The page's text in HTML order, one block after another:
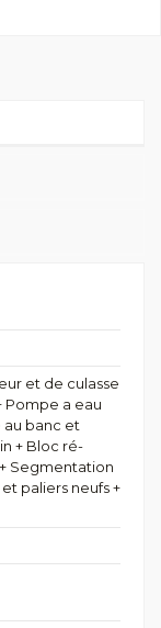
et de culasse
Pompe a eau
au banc et
+ Bloc ré-
Segmentation
paliers neufs +